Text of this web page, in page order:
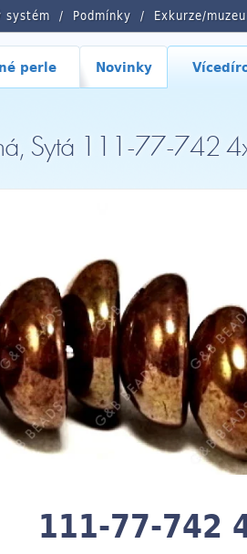
systém Podmínky Exkurze/
perle Novinky
Sytá 111-77-
111-77-742